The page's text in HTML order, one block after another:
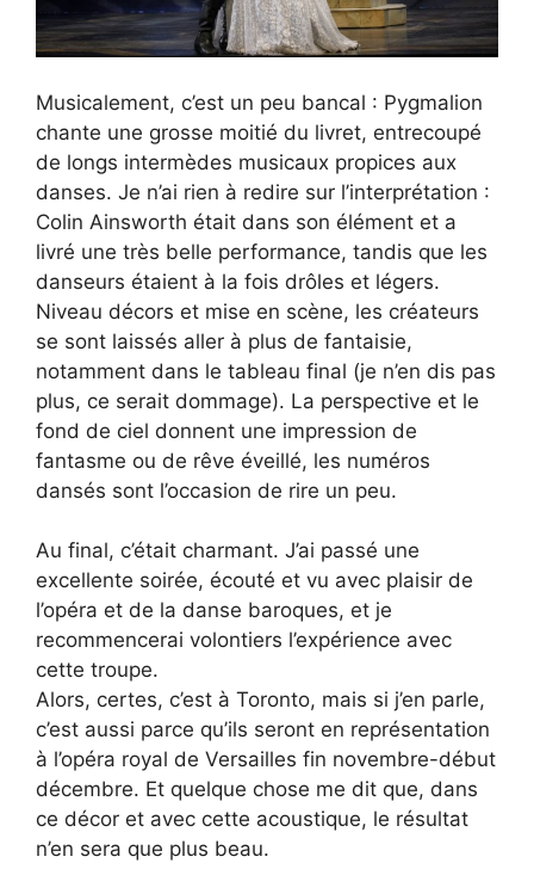
Musicalement, c’est un peu bancal : Pygmalion
chante une grosse moitié du livret, entrecoupé
de longs intermèdes musicaux propices aux
danses. Je n’ai rien à redire sur l’interprétation :
Colin Ainsworth était dans son élément et a
livré une très belle performance, tandis que les
danseurs étaient à la fois drôles et légers.
Niveau décors et mise en scène, les créateurs
se sont laissés aller à plus de fantaisie,
notamment dans le tableau final (je n’en dis pas
plus, ce serait dommage). La perspective et le
fond de ciel donnent une impression de
fantasme ou de rêve éveillé, les numéros
dansés sont l’occasion de rire un peu.
Au final, c’était charmant. J’ai passé une
excellente soirée, écouté et vu avec plaisir de
l’opéra et de la danse baroques, et je
recommencerai volontiers l’expérience avec
cette troupe.
Alors, certes, c’est à Toronto, mais si j’en parle,
c’est aussi parce qu’ils seront en représentation
à l’opéra royal de Versailles fin novembre-début
décembre. Et quelque chose me dit que, dans
ce décor et avec cette acoustique, le résultat
n’en sera que plus beau.